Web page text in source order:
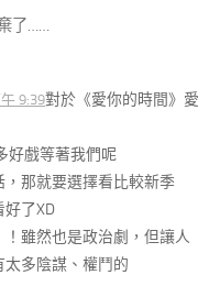
了……
9:39對於《愛你的時間》愛
好戲等著我們呢
那就要選擇看比較新季
了XD
！雖然也是政治劇，但讓人
多陰謀、權鬥的